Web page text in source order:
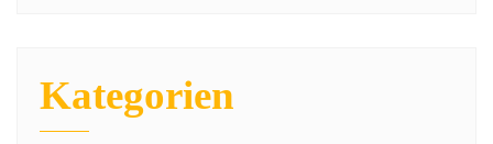
Kategorien